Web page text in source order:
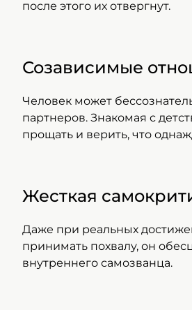
после этого их отвергнут.
Созависимые
Человек может
партнеров. Знакомая с
прощать и верить, что
Жесткая
Даже при реальных
принимать похвалу, он
внутреннего самозванца.